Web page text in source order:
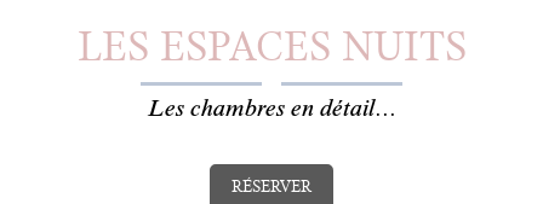
LES ESPACES NUITS
Les chambres en détail...
RÉSERVER